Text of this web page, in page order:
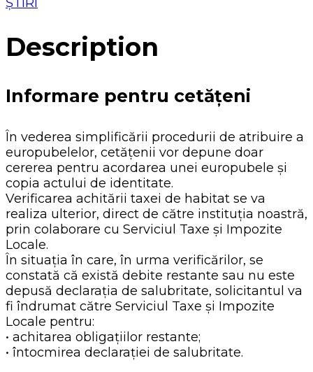
Description
Informare pentru cetățeni
În vederea simplificării procedurii de atribuire a
europubelelor, cetățenii vor depune doar
cererea pentru acordarea unei europubele și
copia actului de identitate.
Verificarea achitării taxei de habitat se va
realiza ulterior, direct de către instituția noastră,
prin colaborare cu Serviciul Taxe și Impozite
Locale.
În situația în care, în urma verificărilor, se
constată că există debite restante sau nu este
depusă declarația de salubritate, solicitantul va
fi îndrumat către Serviciul Taxe și Impozite
Locale pentru:
• achitarea obligațiilor restante;
• întocmirea declarației de salubritate.